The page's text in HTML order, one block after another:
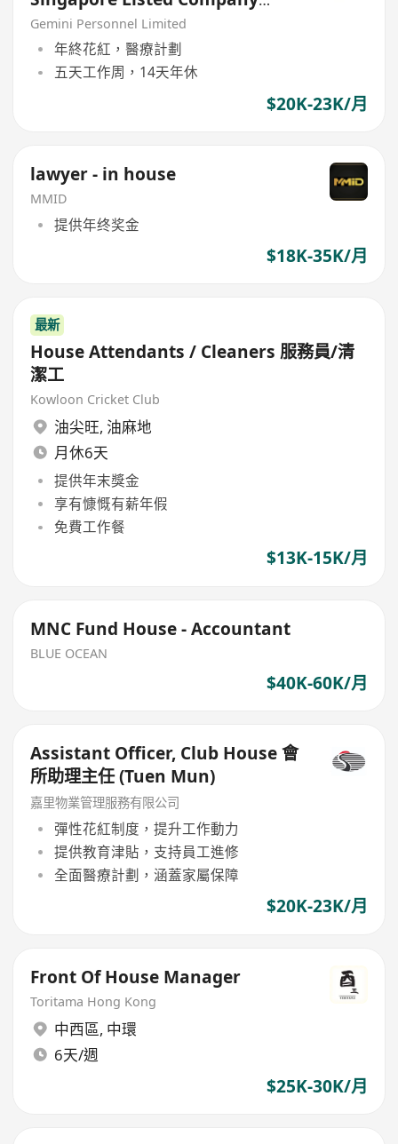
,Kwai Chung, 5 days
Gemini Personnel Limited
年終花紅，醫療計劃
五天工作周，14天年休
$20K-23K/月
lawyer - in house
MMID
提供年终奖金
$18K-35K/月
最新
House Attendants / Cleaners 服務員/清
潔工
Kowloon Cricket Club
油尖旺, 油麻地
月休6天
提供年末獎金
享有慷慨有薪年假
免費工作餐
$13K-15K/月
MNC Fund House - Accountant
BLUE OCEAN
$40K-60K/月
Assistant Officer, Club House 會
所助理主任 (Tuen Mun)
嘉里物業管理服務有限公司
彈性花紅制度，提升工作動力
提供教育津貼，支持員工進修
全面醫療計劃，涵蓋家屬保障
$20K-23K/月
Front Of House Manager
Toritama Hong Kong
中西區, 中環
6天/週
$25K-30K/月